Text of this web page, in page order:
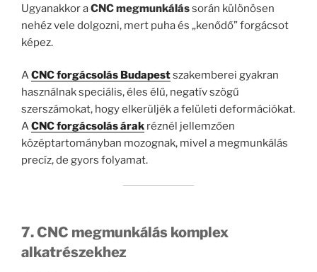
Ugyanakkor aCNC megmunkálássorán különösen
nehéz vele dolgozni, mert puha és „kenődő” forgácsot
képez.
ACNC forgácsolás Budapestszakemberei gyakran
használnak speciális, éles élű, negatív szögű
szerszámokat, hogy elkerüljék a felületi deformációkat.
ACNC forgácsolás árak réznél jellemzően
középtartományban mozognak, mivel a megmunkálás
precíz, de gyors folyamat.
7. CNC megmunkálás komplex
alkatrészekhez